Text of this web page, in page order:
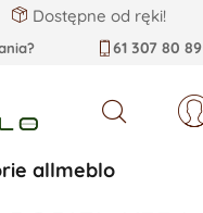
Dostępne od ręki!
61 307 80 89
Szukaj
allmeblo